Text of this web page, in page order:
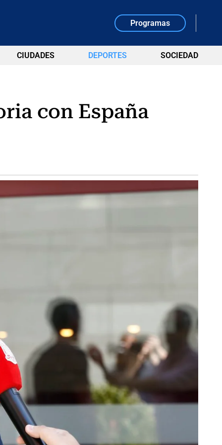
Programas
CIUDADES DEPORTES SOCIEDAD
con España